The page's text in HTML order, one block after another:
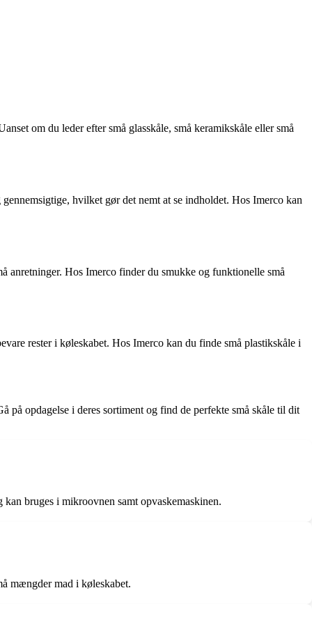
om du leder efter små glasskåle, små keramikskåle eller små
hvilket gør det nemt at se indholdet. Hos Imerco kan
anretninger. Hos Imerco finder du smukke og funktionelle små
rester i køleskabet. Hos Imerco kan du finde små plastikskåle i
på opdagelse i deres sortiment og find de perfekte små skåle til dit
kan bruges i mikroovnen samt opvaskemaskinen.
mængder mad i køleskabet.